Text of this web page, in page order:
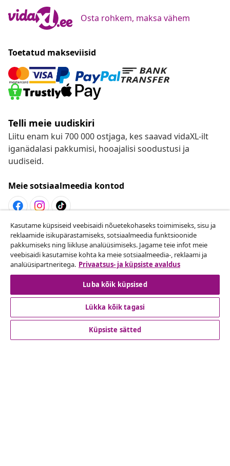
Osta rohkem, maksa vähem
Toetatud makseviisid
Telli meie uudiskiri
Liitu enam kui 700 000 ostjaga, kes saavad vidaXL-ilt
iganädalasi pakkumisi, hooajalisi soodustusi ja
uudiseid.
Meie sotsiaalmeedia kontod
Lepingust taganemine
Esita oma tellimuse kohta tagastamissoov.
Lepingust taganemine
Klienditeenindus
Kasutame küpsiseid veebisaidi nõuetekohaseks toimimiseks, sisu ja
reklaamide isikupärastamiseks, sotsiaalmeedia funktsioonide
pakkumiseks ning liikluse analüüsimiseks. Jagame teie infot meie
veebisaidi kasutamise kohta ka meie sotsiaalmeedia-, reklaami ja
analüüsipartneritega. Privaatsus- ja küpsiste avaldus
Luba kõik küpsised
Lükka kõik tagasi
Küpsiste sätted